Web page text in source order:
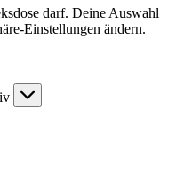
darf. Deine Auswahl
Einstellungen ändern.